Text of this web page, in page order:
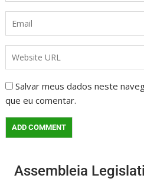
Salvar meus dados neste
que eu comentar.
Assembleia